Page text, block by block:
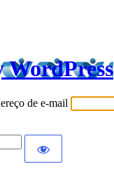
WordPress
de e-mail